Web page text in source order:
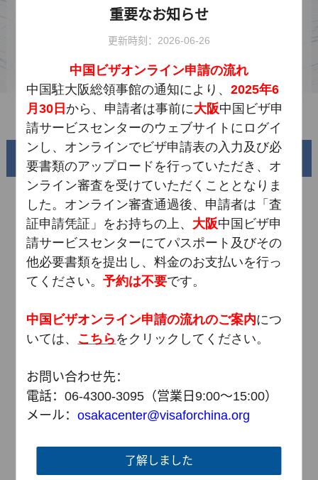
ダウンロード
よくある質問
魅力的な中国
錦綉華南
重要なお知らせ
更新時刻：2026-06-26
中国ビザオンライン申請の流れ
中国駐大阪総領事館の通知により、2025年6
月30 日から、申請者は事前に大阪中国ビザ申
請サービスセンターのウェブサイトにログイ
ンし、オンラインでビザ申請表の入力及び必
要書類のアップロードを行っていただき、オ
ンライン審査を受けていただくこととなりま
した。オンライン審査通過後、申請者は「査
証申請凭証」をお持ちの上、 大阪中国ビザ申
請サービスセンターにてパスポート及びその
他必要書類を提出し、料金のお支払いを行っ
てください。予約は不要です。
中国ビザオンライン申請の流れのご案内につ
いては、 こちら をクリックしてください。
お問い合わせ先：
電話：06-4300-3095 （営業日9:00～15:00）
メール：osakacenter@visaforchina.org
了解しました